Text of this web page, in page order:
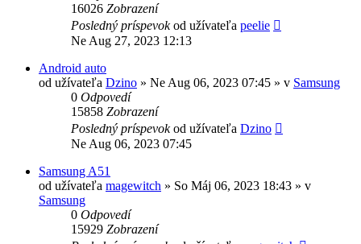
16026 Zobrazení
Posledný príspevokod užívateľa peelie
Ne Aug 27, 2023 12:13
Android auto
od užívateľa Dzino » Ne Aug 06, 2023 07:45 » v Samsung
0 Odpovedí
15858 Zobrazení
Posledný príspevokod užívateľa Dzino
Ne Aug 06, 2023 07:45
Samsung A51
od užívateľa magewitch » So Máj 06, 2023 18:43 » v
Samsung
0 Odpovedí
15929 Zobrazení